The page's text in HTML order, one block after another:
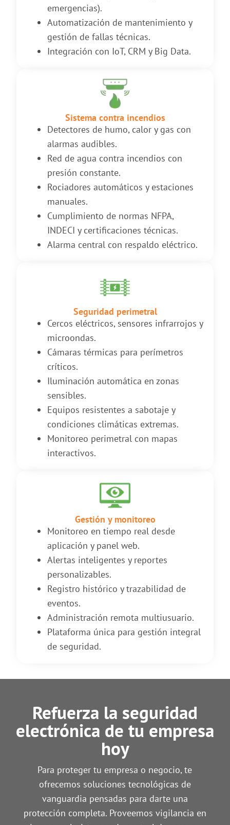
emergencias).
Automatización de mantenimiento y
gestión de fallas técnicas.
Integración con IoT, CRM y Big Data.
Sistema contra incendios
Detectores de humo, calor y gas con
alarmas audibles.
Red de agua contra incendios con
presión constante.
Rociadores automáticos y estaciones
manuales.
Cumplimiento de normas NFPA,
INDECI y certificaciones técnicas.
Alarma central con respaldo eléctrico.
Seguridad perimetral
Cercos eléctricos, sensores infrarrojos y
microondas.
Cámaras térmicas para perímetros
críticos.
Iluminación automática en zonas
sensibles.
Equipos resistentes a sabotaje y
condiciones climáticas extremas.
Monitoreo perimetral con mapas
interactivos.
Gestión y monitoreo
Monitoreo en tiempo real desde
aplicación y panel web.
Alertas inteligentes y reportes
personalizables.
Registro histórico y trazabilidad de
eventos.
Administración remota multiusuario.
Plataforma única para gestión integral
de seguridad.
Refuerza la seguridad
electrónica de tu empresa
hoy
Para proteger tu empresa o negocio, te
ofrecemos soluciones tecnológicas de
vanguardia pensadas para darte una
protección completa. Proveemos vigilancia en